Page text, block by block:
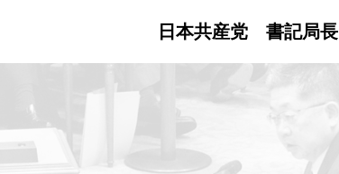
日本共産党 書記局長